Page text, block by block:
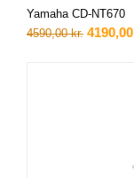
Yamaha CD-NT670
4590,00 kr. 4190,00